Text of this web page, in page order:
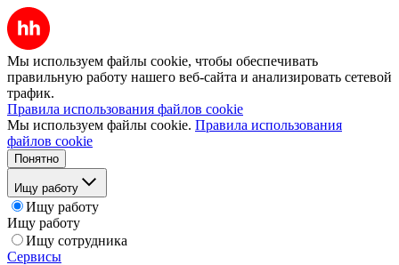
Мы используем файлы cookie, чтобы обеспечивать
правильную работу нашего веб-сайта и анализировать сетевой
трафик.
Правила использования файлов cookie
Мы используем файлы cookie. Правила использования
файлов cookie
Понятно
Ищу работу
Ищу работу
Ищу работу
Ищу сотрудника
Сервисы